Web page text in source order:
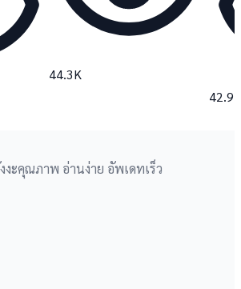
44.3K
42.9K
ะคุณภาพ อ่านง่าย อัพเดทเร็ว